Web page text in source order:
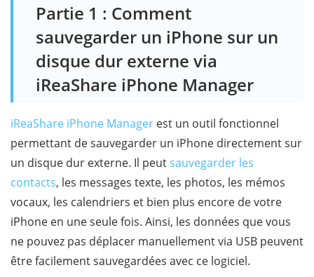
Partie 1 : Comment
sauvegarder un iPhone sur un
disque dur externe via
iReaShare iPhone Manager
iReaShare iPhone Manager est un outil fonctionnel
permettant de sauvegarder un iPhone directement sur
un disque dur externe. Il peutsauvegarder les
contacts, les messages texte, les photos, les mémos
vocaux, les calendriers et bien plus encore de votre
iPhone en une seule fois. Ainsi, les données que vous
ne pouvez pas déplacer manuellement via USB peuvent
être facilement sauvegardées avec ce logiciel.